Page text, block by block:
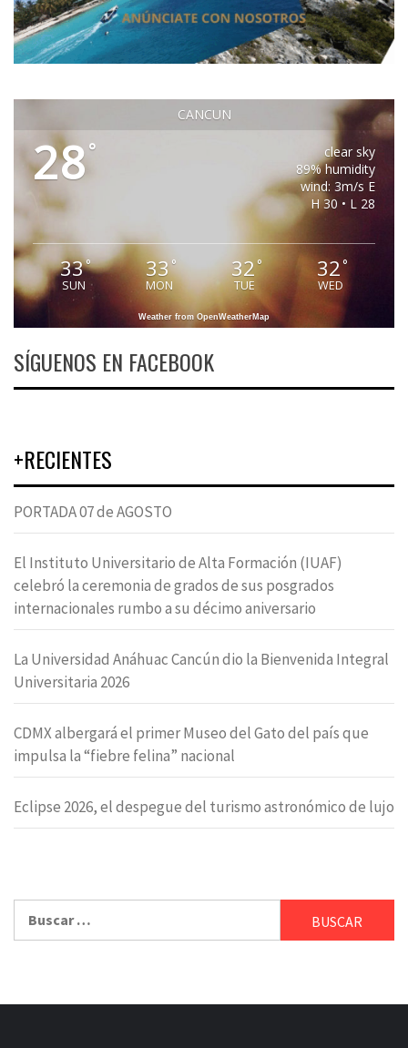
CANCUN
28°
clear sky
89% humidity
wind: 3m/s E
H 30 • L 28
33°
SUN
33°
MON
32°
TUE
32°
WED
Weather from OpenWeatherMap
SÍGUENOS EN FACEBOOK
+RECIENTES
PORTADA 07 de AGOSTO
El Instituto Universitario de Alta Formación (IUAF)
celebró la ceremonia de grados de sus posgrados
internacionales rumbo a su décimo aniversario
La Universidad Anáhuac Cancún dio la Bienvenida Integral
Universitaria 2026
CDMX albergará el primer Museo del Gato del país que
impulsa la “fiebre felina” nacional
Eclipse 2026, el despegue del turismo astronómico de lujo